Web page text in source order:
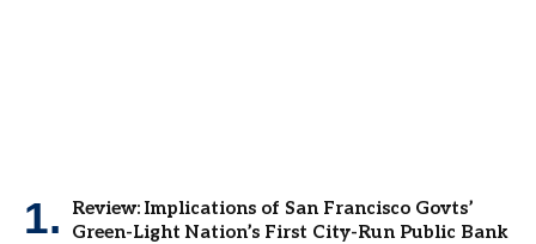
Review: Implications of San Francisco Govts’
Green-Light Nation’s First City-Run Public Bank